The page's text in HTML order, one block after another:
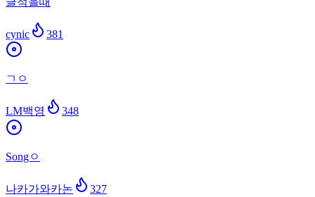
cynic 381
ㄱㅇ
LM백영 348
Songㅇ
나카가와카논 327